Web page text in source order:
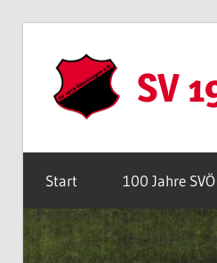
Inhalt
springen
SV
Start 100 Jahre SVÖ